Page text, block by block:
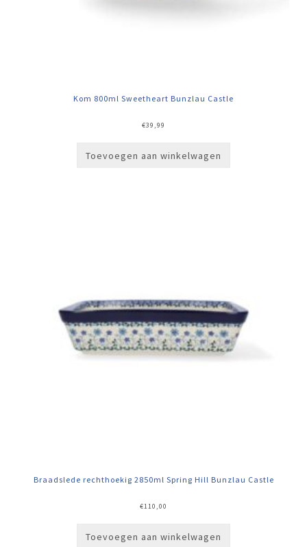
Kom 800ml Sweetheart Bunzlau Castle
€39,99
Toevoegen aan winkelwagen
Braadslede rechthoekig 2850ml Spring Hill Bunzlau Castle
€110,00
Toevoegen aan winkelwagen